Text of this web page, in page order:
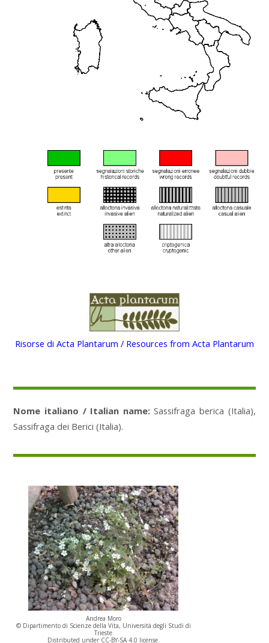
Risorse di Acta Plantarum / Resources from Acta Plantarum
Nome italiano / Italian name:Sassifraga berica (Italia),
Sassifraga dei Berici (Italia).
Andrea Moro
© Dipartimento di Scienze della Vita, Università degli Studi di
Trieste
Distributed under CC-BY-SA 4.0 license.